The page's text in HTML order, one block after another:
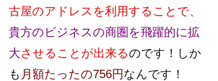
古屋のアドレスを利用することで、
貴方のビジネスの商圏を飛躍的に拡
大させることが出来るのです！しか
も 月額たったの756円なんです！